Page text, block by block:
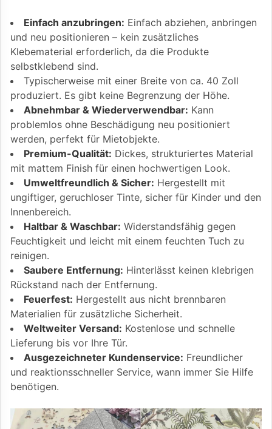
Einfach anzubringen: Einfach abziehen, anbringen
und neu positionieren – kein zusätzliches
Klebematerial erforderlich, da die Produkte
selbstklebend sind.
Typischerweise mit einer Breite von ca. 40 Zoll
produziert. Es gibt keine Begrenzung der Höhe.
Abnehmbar & Wiederverwendbar: Kann
problemlos ohne Beschädigung neu positioniert
werden, perfekt für Mietobjekte.
Premium-Qualität: Dickes, strukturiertes Material
mit mattem Finish für einen hochwertigen Look.
Umweltfreundlich & Sicher: Hergestellt mit
ungiftiger, geruchloser Tinte, sicher für Kinder und den
Innenbereich.
Haltbar & Waschbar: Widerstandsfähig gegen
Feuchtigkeit und leicht mit einem feuchten Tuch zu
reinigen.
Saubere Entfernung: Hinterlässt keinen klebrigen
Rückstand nach der Entfernung.
Feuerfest: Hergestellt aus nicht brennbaren
Materialien für zusätzliche Sicherheit.
Weltweiter Versand: Kostenlose und schnelle
Lieferung bis vor Ihre Tür.
Ausgezeichneter Kundenservice: Freundlicher
und reaktionsschneller Service, wann immer Sie Hilfe
benötigen.